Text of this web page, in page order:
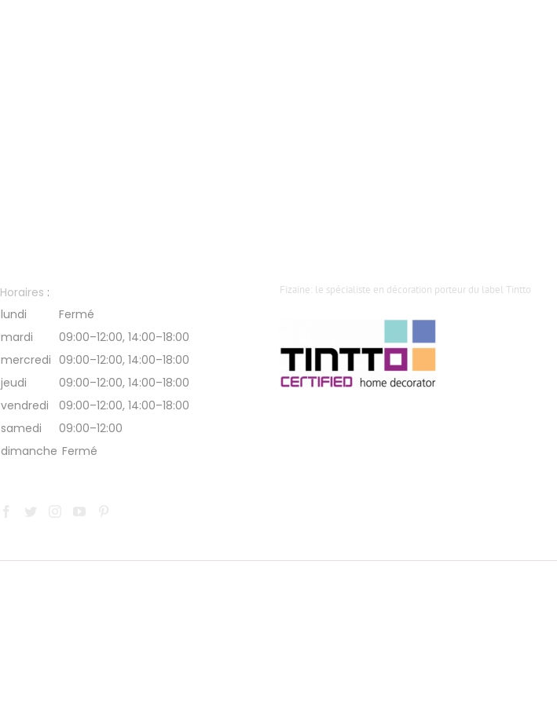
Horaires :
lundi
Fermé
mardi
09:00–12:00, 14:00–18:00
mercredi 09:00–12:00, 14:00–18:00
jeudi
09:00–12:00, 14:00–18:00
vendredi
09:00–12:00, 14:00–18:00
samedi
09:00–12:00
dimanche Fermé
Fizaine: le spécialiste en décoration porteur du label Tintto